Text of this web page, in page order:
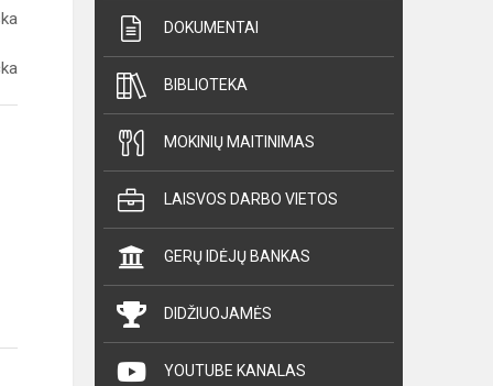
DOKUMENTAI
BIBLIOTEKA
MOKINIŲ MAITINIMAS
LAISVOS DARBO VIETOS
GERŲ IDĖJŲ BANKAS
DIDŽIUOJAMĖS
YOUTUBE KANALAS